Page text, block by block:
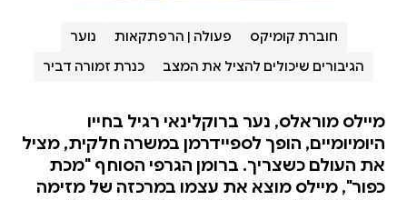
חוברת קומיקס פעולה | הרפתקאות
נוער
הגיבורים שיכולים להציל את המצב
כנרת זמורה דביר
מיילס מוראלס, נער ברוקלינאי רגיל בחייו
היומיומיים, הופך לספיידרמן במשרה חלקית, מציל
את העולם כשצריך. ברומן הגרפי הסוחף "מכת
כפור", מיילס מוצא את עצמו במרכזה של מזימה